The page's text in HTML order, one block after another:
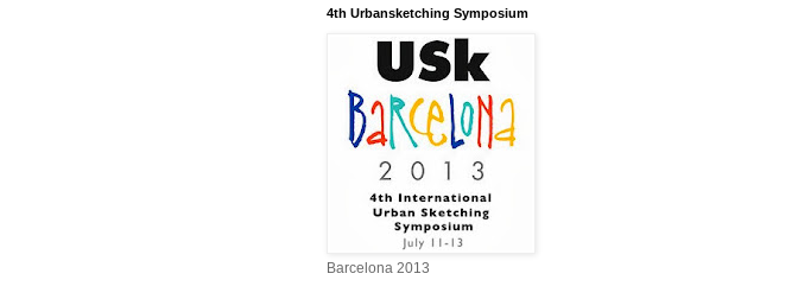
4th Urbansketching Symposium
Barcelona 2013